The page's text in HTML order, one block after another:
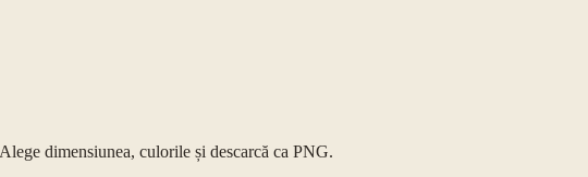
dimensiunea, culorile și descarcă ca PNG.